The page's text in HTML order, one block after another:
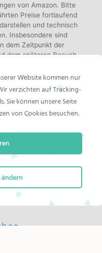
von Amazon. Bitte
Preise fortlaufend
und technisch
Insbesondere sind
dem Zeitpunkt der
dem späteren Besuch
für den Verkauf durch
Preis des Produkts, der
von Amazon steht.
Versandkosten sind,
Kosten für den Versand
die im Warenkorb von
und Versandkosten.
gelisteten Angebote sind
Bilder werden von den
Bildern abweichen.
Website kommen nur
verzichten auf Tracking-
Sie können unsere Seite
von Cookies besuchen.
ändern